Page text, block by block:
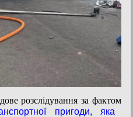
розслідування за фактом
пригоди, яка